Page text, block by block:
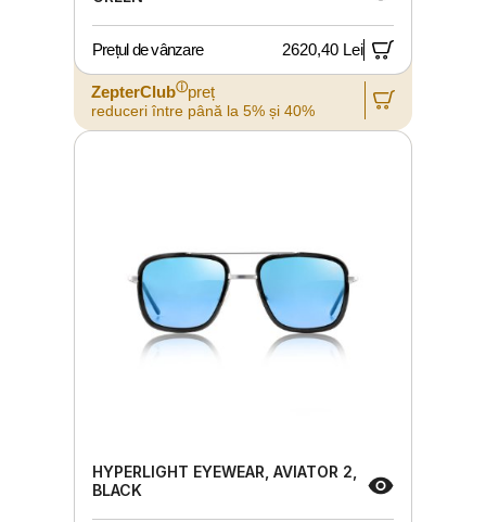
Prețul de vânzare 2620,40 Lei
ZepterClubⓘpreț
reduceri între până la 5% și 40%
HYPERLIGHT EYEWEAR, AVIATOR 2,
BLACK